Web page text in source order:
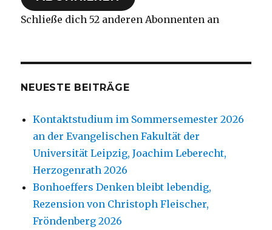
Schließe dich 52 anderen Abonnenten an
NEUESTE BEITRÄGE
Kontaktstudium im Sommersemester 2026
an der Evangelischen Fakultät der
Universität Leipzig, Joachim Leberecht,
Herzogenrath 2026
Bonhoeffers Denken bleibt lebendig,
Rezension von Christoph Fleischer,
Fröndenberg 2026